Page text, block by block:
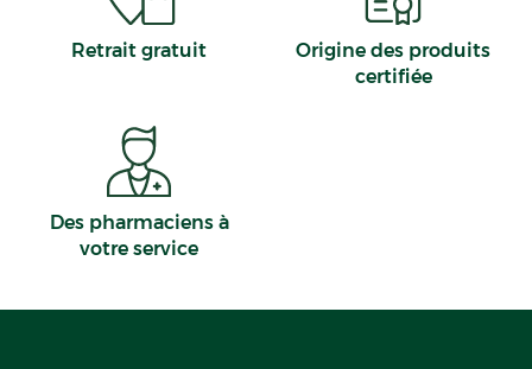
Retrait gratuit
Origine des produits
certifiée
Des pharmaciens à
votre service